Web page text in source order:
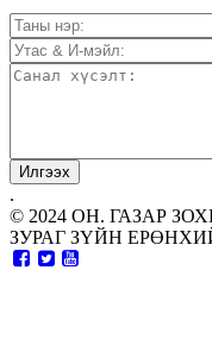
.
© 2024 ОН. ГАЗАР
ЗУРАГ ЗҮЙН